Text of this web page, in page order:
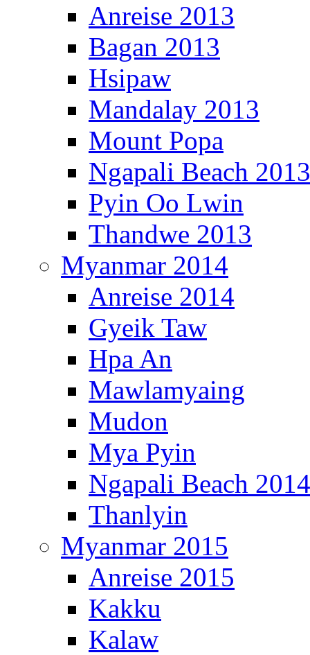
Anreise 2013
Bagan 2013
Hsipaw
Mandalay 2013
Mount Popa
Ngapali Beach 2013
Pyin Oo Lwin
Thandwe 2013
Myanmar 2014
Anreise 2014
Gyeik Taw
Hpa An
Mawlamyaing
Mudon
Mya Pyin
Ngapali Beach 2014
Thanlyin
Myanmar 2015
Anreise 2015
Kakku
Kalaw